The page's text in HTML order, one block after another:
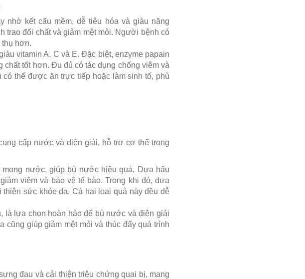
kết cấu mềm, dễ tiêu hóa và giàu năng
trao đổi chất và giảm mệt mỏi. Người bệnh có
thụ hơn.
vitamin A, C và E. Đặc biệt, enzyme papain
tốt hơn. Đu đủ có tác dụng chống viêm và
thể được ăn trực tiếp hoặc làm sinh tố, phù
cấp nước và điện giải, hỗ trợ cơ thể trong
nước, giúp bù nước hiệu quả. Dưa hấu
viêm và bảo vệ tế bào. Trong khi đó, dưa
sức khỏe da. Cả hai loại quả này đều dễ
là lựa chọn hoàn hảo để bù nước và điện giải
giúp giảm mệt mỏi và thúc đẩy quá trình
đau và cải thiện triệu chứng quai bị, mang